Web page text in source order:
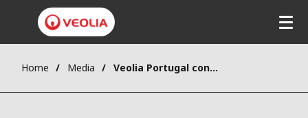
Home Media Veolia Portugal conclui aquisição da Ambitrevo